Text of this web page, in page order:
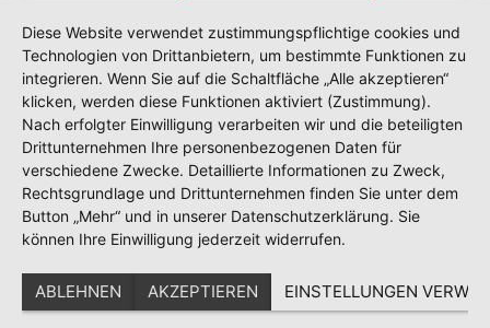
Diese Website verwendet zustimmungspflichtige cookies und
Technologien von Drittanbietern, um bestimmte Funktionen zu
integrieren. Wenn Sie auf die Schaltfläche „Alle akzeptieren“
klicken, werden diese Funktionen aktiviert (Zustimmung).
Nach erfolgter Einwilligung verarbeiten wir und die beteiligten
Drittunternehmen Ihre personenbezogenen Daten für
verschiedene Zwecke. Detaillierte Informationen zu Zweck,
Rechtsgrundlage und Drittunternehmen finden Sie unter dem
Button „Mehr“ und in unserer Datenschutzerklärung. Sie
können Ihre Einwilligung jederzeit widerrufen.
ABLEHNEN AKZEPTIEREN EINSTELLUNGEN